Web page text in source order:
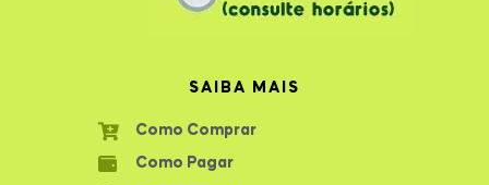
SAIBA MAIS
Como Comprar
Como Pagar